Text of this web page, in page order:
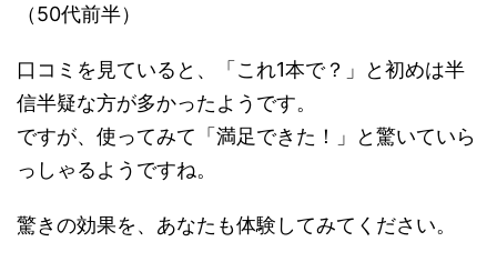
（50代前半）
口コミを見ていると、「これ1本で？」と初めは半
信半疑な方が多かったようです。
ですが、使ってみて「満足できた！」と驚いていら
っしゃるようですね。
驚きの効果を、あなたも体験してみてください。